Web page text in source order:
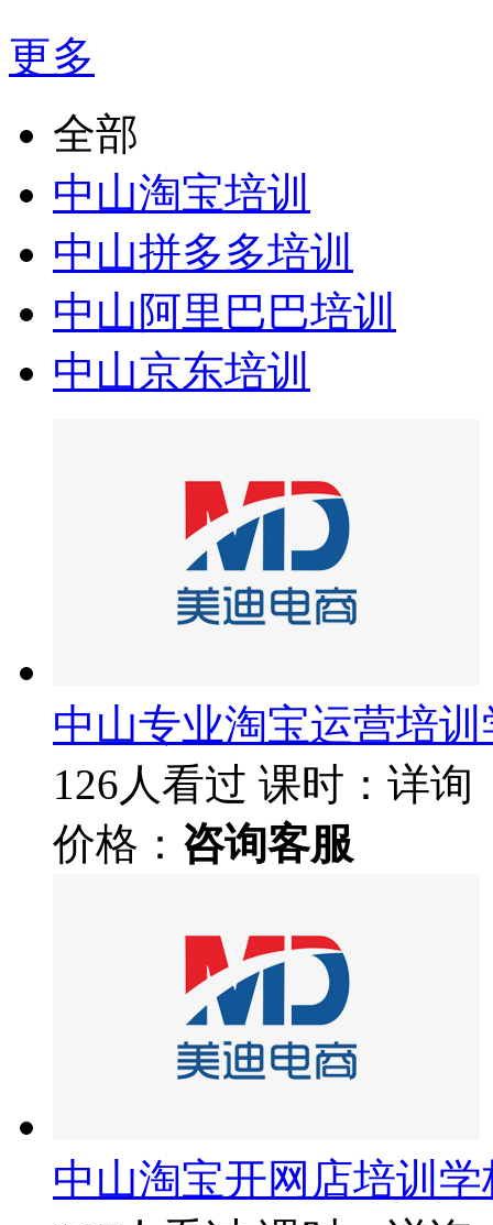
更多
全部
中山淘宝培训
中山拼多多培训
中山阿里巴巴培训
中山京东培训
中山专业淘宝运营培训
126人看过 课时：详询
价格： 咨询客服
中山淘宝开网店培训学